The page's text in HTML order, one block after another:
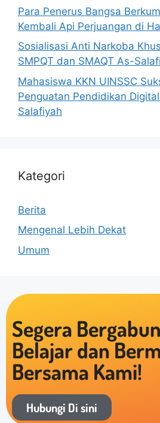
Para Penerus Bangsa
Kembali Api Perjuangan di
Sosialisasi Anti Narkoba
SMPQT dan SMAQT As-
Mahasiswa KKN UINSSC
Penguatan Pendidikan
Salafiyah
Kategori
Berita
Mengenal Lebih Dekat
Umum
Segera
Belajar dan
Bersama Kami!
Hubungi Di sini